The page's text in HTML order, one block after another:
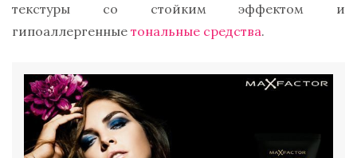
текстуры со стойким эффектом и
гипоаллергенные тональные средства.